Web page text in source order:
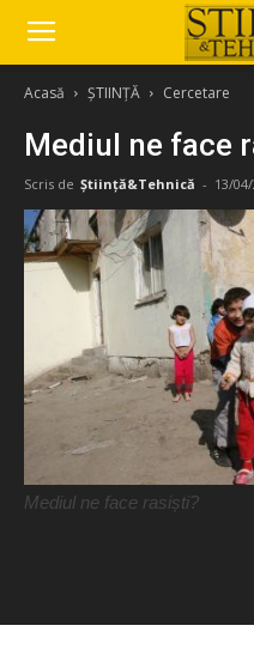
Acasă ȘTIINȚĂ Cercetare
Mediul ne face
Scris de Știință&Tehnică - 13/
Mediul ne face rasiști?